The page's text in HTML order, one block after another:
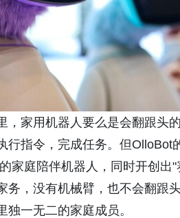
，家用机器人要么是会翻跟头
行指令，完成任务。但
家庭陪伴机器人，同时开创
务，没有机械臂，也不会翻跟
一无二的家庭成员。